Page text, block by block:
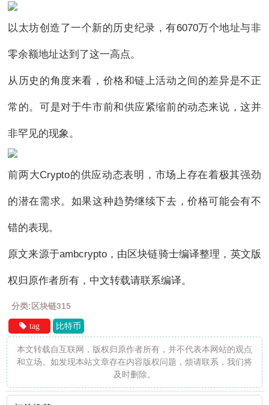
以太坊创造了一个新的历史纪录，有6070万个地址与非
零余额地址达到了这一高点。
从历史的角度来看，价格和链上活动之间的差异是不正
常的。可是对于牛市前和供应紧缩前的动态来说，这并
非罕见的现象。
前两大Crypto的供应动态表明，市场上存在着极其强劲
的潜在需求。如果这种趋势继续下去，价格可能会有不
错的表现。
原文来源于ambcrypto，由区块链骑士编译整理，英文版
权归原作者所有，中文转载请联系编译。
分类:区块链315
tag 比特币
本文转载自互联网，版权归原作者所有，并不代表本网站的观点
和立场。如发现本站文章存在内容版权问题，烦请联系，我们将
及时删除。